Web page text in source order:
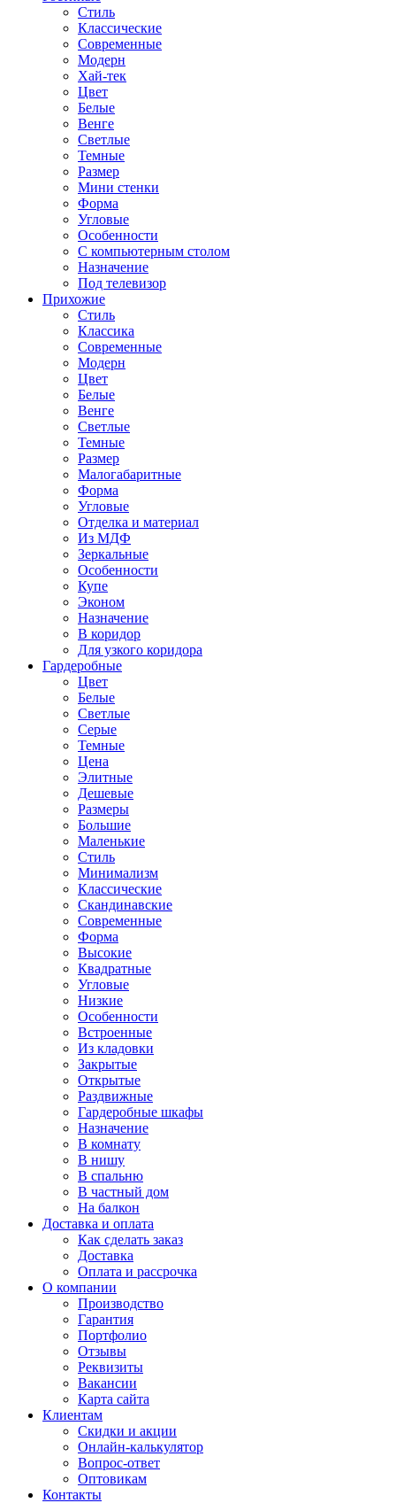
Стиль
Классические
Современные
Модерн
Хай-тек
Цвет
Белые
Венге
Светлые
Темные
Размер
Мини стенки
Форма
Угловые
Особенности
С компьютерным столом
Назначение
Под телевизор
Прихожие
Стиль
Классика
Современные
Модерн
Цвет
Белые
Венге
Светлые
Темные
Размер
Малогабаритные
Форма
Угловые
Отделка и материал
Из МДФ
Зеркальные
Особенности
Купе
Эконом
Назначение
В коридор
Для узкого коридора
Гардеробные
Цвет
Белые
Светлые
Серые
Темные
Цена
Элитные
Дешевые
Размеры
Большие
Маленькие
Стиль
Минимализм
Классические
Скандинавские
Современные
Форма
Высокие
Квадратные
Угловые
Низкие
Особенности
Встроенные
Из кладовки
Закрытые
Открытые
Раздвижные
Гардеробные шкафы
Назначение
В комнату
В нишу
В спальню
В частный дом
На балкон
Доставка и оплата
Как сделать заказ
Доставка
Оплата и рассрочка
О компании
Производство
Гарантия
Портфолио
Отзывы
Реквизиты
Вакансии
Карта сайта
Клиентам
Скидки и акции
Онлайн-калькулятор
Вопрос-ответ
Оптовикам
Контакты